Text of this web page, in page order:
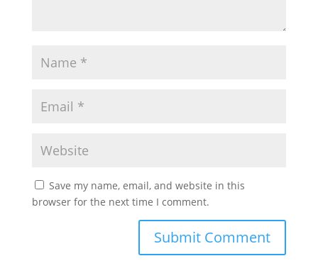
Save my name, email, and website in this
browser for the next time I comment.